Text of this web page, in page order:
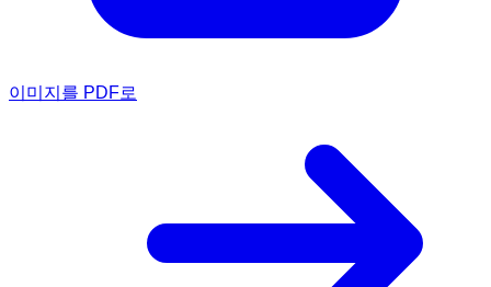
이미지를 PDF로